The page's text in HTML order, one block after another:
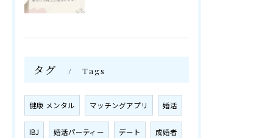
タグ Tags
健康 メンタル マッチングアプリ 婚活
IBJ 婚活パーティー デート 成婚者